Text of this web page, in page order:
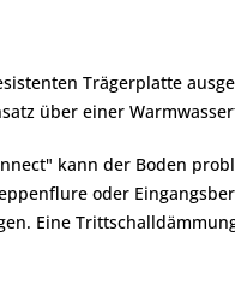
Trägerplatte
über einer
kann der Boden
oder
Eine